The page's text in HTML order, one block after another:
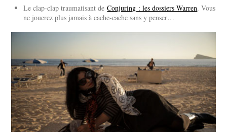
Le clap-clap traumatisant deConjuring : les dossiers Warren. Vous
ne jouerez plus jamais à cache-cache sans y penser…